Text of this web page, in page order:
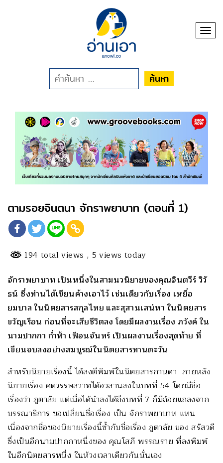
ค้นหา
ตามรอยจินตนา จักราพยาบาท (ตอนที่ 1)
194 total views , 5 views today
จักราพยาบาท เป็นหนึ่งในสามนวนิยายของคุณจินตวีร์ วิวั
ธน์ ซึ่งท่านได้เขียนค้างเอาไว้ เช่นเดียวกับเรื่อง เหยื่อ
ยมบาล ในนิตยสารสกุลไทย และสุสานเสน่หา ในนิตยสาร
ขวัญเรือน ก่อนที่จะเสียชีวิตลง โดยมีผลงานเรื่อง ภวังค์ ใน
นามปากกา ก่ำฟ้า เฟือนจันทร์ เป็นผลงานเรื่องสุดท้าย ที่
เขียนจบลงอย่างสมบูรณ์ในนิตยสารทานตะวัน
สำหรับนิยายเรื่องนี้ ได้ลงตีพิมพ์ในนิตยสารกานดา ภายหลัง
นิยายเรื่อง ศตวรรษสวาทได้อวสานลงในบทที่ 54 โดยมีชื่อ
เรื่องว่า ภูตาลัย แต่เมื่อได้นำลงได้ถึงบทที่ 7 ก็มีถ้อยแถลงจาก
บรรณาธิการ ขอเปลี่ยนชื่อเรื่อง เป็น จักราพยาบาท แทน
เนื่องจากชื่อของนิยายเรื่องนี้ซ้ำกับชื่อเรื่อง ภูตาลัย ของ สรัสวดี
ซึ่งเป็นอีกนามปากกาหนึ่งของ คุณโสภี พรรณราย ที่ลงพิมพ์
ในอีกนิตยสารหนี่ง ในห้วงเวลาเดียวกันนั่นเอง